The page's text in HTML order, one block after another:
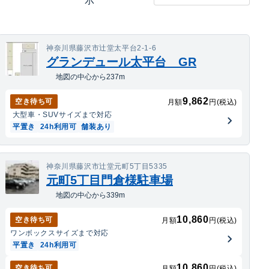
神奈川県藤沢市辻堂太平台2-1-6
グランデュール太平台 GR
地図の中心から237m
空き待ち可 月額9,862 円(税込)
大型車・SUVサイズまで対応
平置き
24h利用可 舗装あり
神奈川県藤沢市辻堂元町5丁目5335
元町5丁目門倉様駐車場
地図の中心から339m
空き待ち可 月額10,860 円(税込)
ワンボックスサイズまで対応
平置き
24h利用可